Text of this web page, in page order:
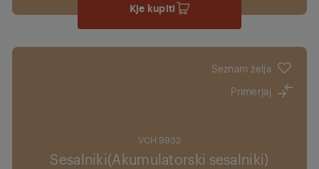
Kje kupiti
Seznam želja
Primerjaj
VCH 9932
Sesalniki(Akumulatorski sesalniki)